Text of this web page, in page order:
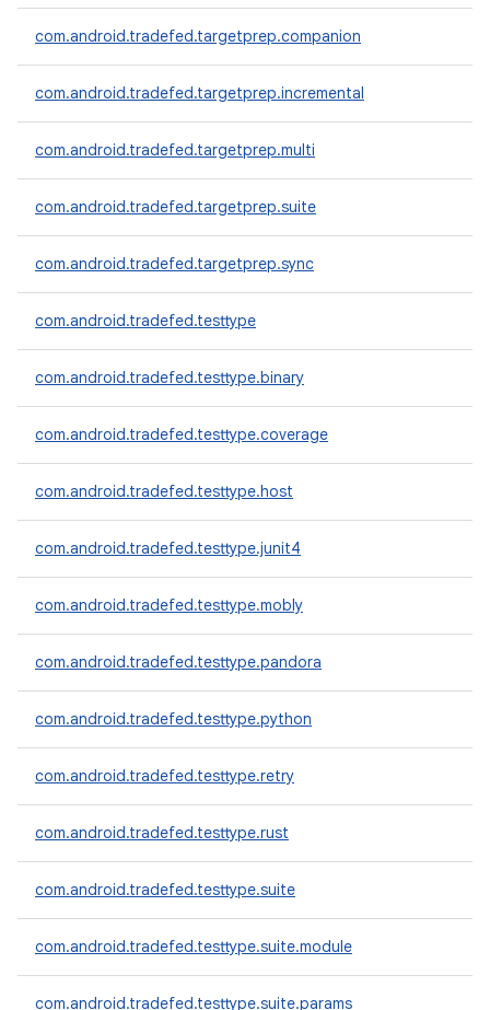
com.android.tradefed.targetprep.companion
com.android.tradefed.targetprep.incremental
com.android.tradefed.targetprep.multi
com.android.tradefed.targetprep.suite
com.android.tradefed.targetprep.sync
com.android.tradefed.testtype
com.android.tradefed.testtype.binary
com.android.tradefed.testtype.coverage
com.android.tradefed.testtype.host
com.android.tradefed.testtype.junit4
com.android.tradefed.testtype.mobly
com.android.tradefed.testtype.pandora
com.android.tradefed.testtype.python
com.android.tradefed.testtype.retry
com.android.tradefed.testtype.rust
com.android.tradefed.testtype.suite
com.android.tradefed.testtype.suite.module
com.android.tradefed.testtype.suite.params